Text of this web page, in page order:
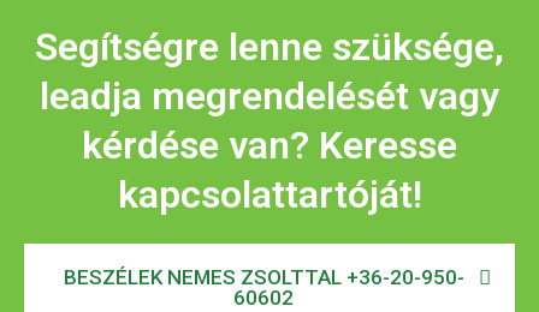
Segítségre lenne szüksége,
leadja megrendelését vagy
kérdése van? Keresse
kapcsolattartóját!
BESZÉLEK NEMES ZSOLTTAL +36-20-950-
60602